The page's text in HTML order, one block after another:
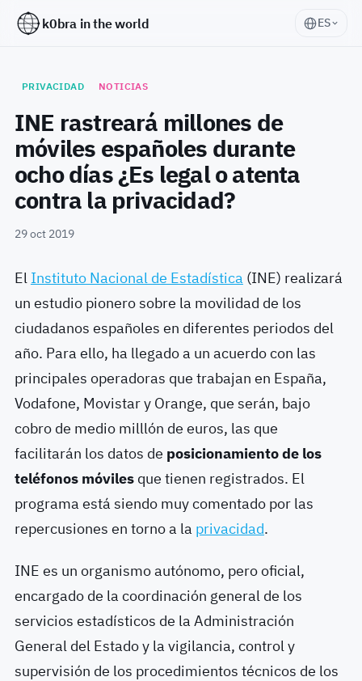
k0bra in the world ES
PRIVACIDAD NOTICIAS
INE rastreará millones de
móviles españoles durante
ocho días ¿Es legal o atenta
contra la privacidad?
29 oct 2019
El Instituto Nacional de Estadística (INE) realizará
un estudio pionero sobre la movilidad de los
ciudadanos españoles en diferentes periodos del
año. Para ello, ha llegado a un acuerdo con las
principales operadoras que trabajan en España,
Vodafone, Movistar y Orange, que serán, bajo
cobro de medio milllón de euros, las que
facilitarán los datos de posicionamiento de los
teléfonos móvilesque tienen registrados. El
programa está siendo muy comentado por las
repercusiones en torno a la privacidad.
INE es un organismo autónomo, pero oficial,
encargado de la coordinación general de los
servicios estadísticos de la Administración
General del Estado y la vigilancia, control y
supervisión de los procedimientos técnicos de los